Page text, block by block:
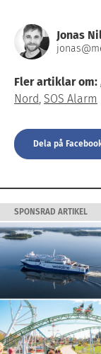
Jonas
Fler artiklar om:
Nord, SOS Alarm
Dela på
SPONSRAD ARTIKEL